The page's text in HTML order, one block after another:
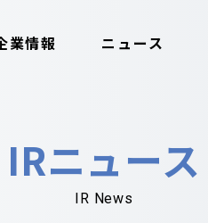
業情報 ニュース
IRニュース
IR News